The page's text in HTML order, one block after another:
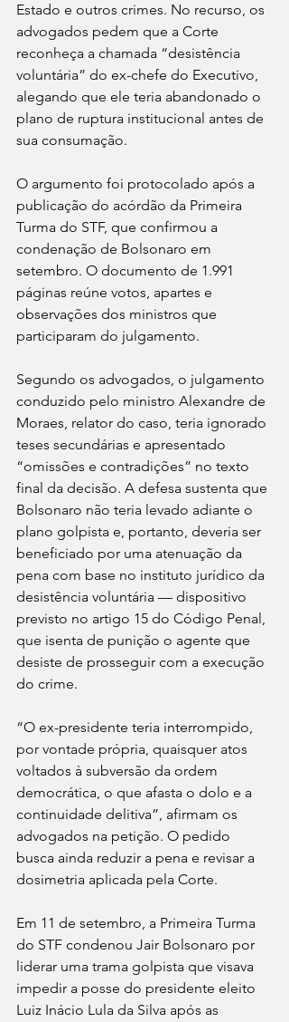
Estado e outros crimes. No recurso, os
advogados pedem que a Corte
reconheça a chamada “desistência
voluntária” do ex-chefe do Executivo,
alegando que ele teria abandonado o
plano de ruptura institucional antes de
sua consumação.
O argumento foi protocolado após a
publicação do acórdão da Primeira
Turma do STF, que confirmou a
condenação de Bolsonaro em
setembro. O documento de 1.991
páginas reúne votos, apartes e
observações dos ministros que
participaram do julgamento.
Segundo os advogados, o julgamento
conduzido pelo ministro Alexandre de
Moraes, relator do caso, teria ignorado
teses secundárias e apresentado
“omissões e contradições” no texto
final da decisão. A defesa sustenta que
Bolsonaro não teria levado adiante o
plano golpista e, portanto, deveria ser
beneficiado por uma atenuação da
pena com base no instituto jurídico da
desistência voluntária — dispositivo
previsto no artigo 15 do Código Penal,
que isenta de punição o agente que
desiste de prosseguir com a execução
do crime.
“O ex-presidente teria interrompido,
por vontade própria, quaisquer atos
voltados à subversão da ordem
democrática, o que afasta o dolo e a
continuidade delitiva”, afirmam os
advogados na petição. O pedido
busca ainda reduzir a pena e revisar a
dosimetria aplicada pela Corte.
Em 11 de setembro, a Primeira Turma
do STF condenou Jair Bolsonaro por
liderar uma trama golpista que visava
impedir a posse do presidente eleito
Luiz Inácio Lula da Silva após as